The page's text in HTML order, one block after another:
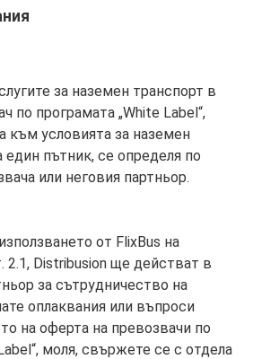
за наземен транспорт в
по програмата „White Label“,
към условията за наземен
един пътник, се определя по
или неговия партньор.
от FlixBus на
2.1, Distribusion ще действат в
за сътрудничество на
оплаквания или въпроси
на оферта на превозвачи по
моля, свържете се с отдела